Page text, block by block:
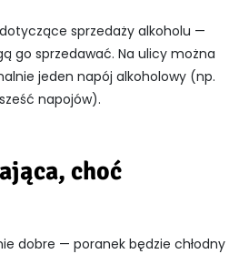
sprzedaży alkoholu —
go sprzedawać. Na ulicy można
jeden napój alkoholowy (np.
napojów).
choć
dobre — poranek będzie chłodny